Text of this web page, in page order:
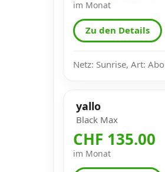
im Monat
Zu den Details
Netz: Sunrise, Art: Abo
yallo
Black Max
CHF 135.00
im Monat